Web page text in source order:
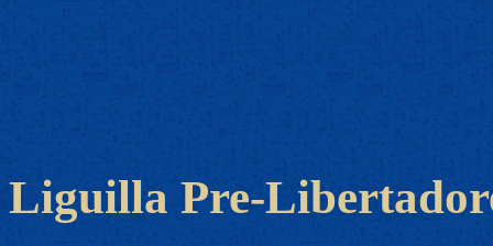
Liguilla Pre-